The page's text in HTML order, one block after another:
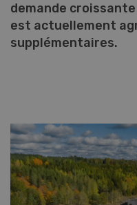
demande
est actuellement
supplémentaires.